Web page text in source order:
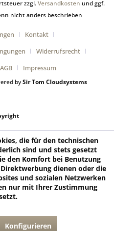
zzgl.Versandkosten und ggf.
nicht anders beschrieben
Kontakt
Widerrufsrecht
AGB Impressum
bySir Tom Cloudsystems
die für den technischen
sind und stets gesetzt
den Komfort bei Benutzung
dienen oder die
und sozialen Netzwerken
nur mit Ihrer Zustimmung
Konfigurieren